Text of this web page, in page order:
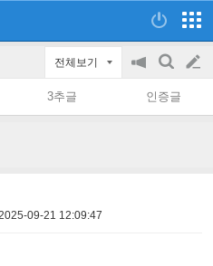
전체보기
공
on/off
검
색
글
쓰
3추글 인증글
09-21 12:09:47